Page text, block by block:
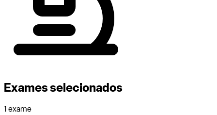
Exames selecionados
1 exame